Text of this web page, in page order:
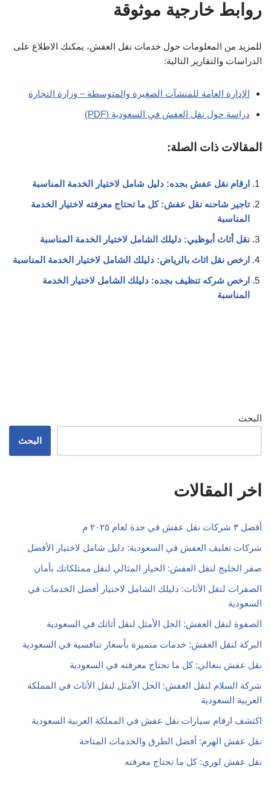
روابط خارجية موثوقة
للمزيد من المعلومات حول خدمات نقل العفش، يمكنك الاطلاع على
الدراسات والتقارير التالية:
الإدارة العامة للمنشآت الصغيرة والمتوسطة – وزارة التجارة
دراسة حول نقل العفش في السعودية (PDF)
المقالات ذات الصلة:
ارقام نقل عفش بجده: دليل شامل لاختيار الخدمة المناسبة
تاجير شاحنه نقل عفش: كل ما تحتاج معرفته لاختيار الخدمة
المناسبة
نقل أثاث أبوظبي: دليلك الشامل لاختيار الخدمة المناسبة
ارخص نقل اثاث بالرياض: دليلك الشامل لاختيار الخدمة المناسبة
ارخص شركه تنظيف بجده: دليلك الشامل لاختيار الخدمة
المناسبة
البحث
البحث
اخر المقالات
أفضل ٣ شركات نقل عفش في جدة لعام ٢٠٢٥ م
شركات تغليف العفش في السعودية: دليل شامل لاختيار الأفضل
صقر الخليج لنقل العفش: الخيار المثالي لنقل ممتلكاتك بأمان
الصفرات لنقل الأثاث: دليلك الشامل لاختيار أفضل الخدمات في
السعودية
الصفوة لنقل العفش: الحل الأمثل لنقل أثاثك في السعودية
البركة لنقل العفش: خدمات متميزة بأسعار تنافسية في السعودية
نقل عفش بنغالي: كل ما تحتاج معرفته في السعودية
شركة السلام لنقل العفش: الحل الأمثل لنقل الأثاث في المملكة
العربية السعودية
اكتشف ارقام سيارات نقل عفش في المملكة العربية السعودية
نقل عفش الهرم: أفضل الطرق والخدمات المتاحة
نقل عفش لوري: كل ما تحتاج معرفته